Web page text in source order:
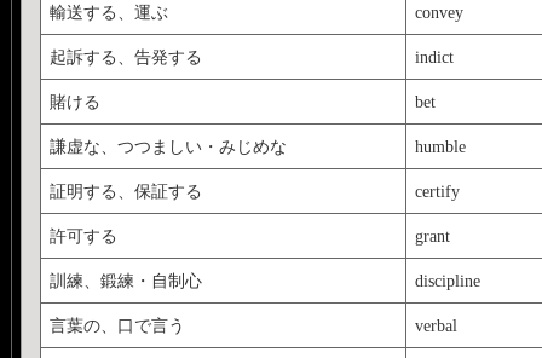
輸送する、運ぶ convey
起訴する、告発する indict
賭ける bet
謙虚な、つつましい・みじめな humble
証明する、保証する certify
許可する grant
訓練、鍛練・自制心 discipline
言葉の、口で言う verbal